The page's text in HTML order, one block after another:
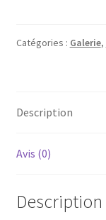
Louis
tête
bourreau"
Catégories : Galerie,
Description
Avis (0)
Description